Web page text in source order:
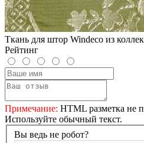
Ткань для штор Windeco из
Рейтинг
Примечание: HTML разметка не
Используйте обычный текст.
Вы ведь не робот?